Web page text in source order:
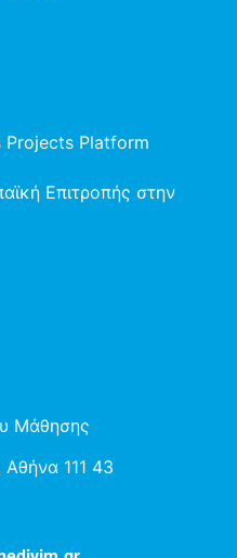
Projects Platform
Επιτροπής στην
Μάθησης
111 43